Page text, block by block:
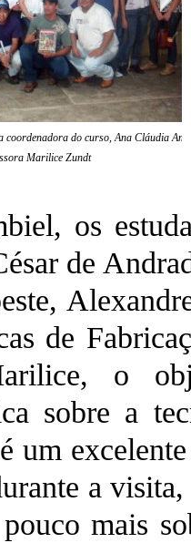
coordenadora do curso, Ana Cláudia
Marilice Zundt
os
de
de
o
sobre a
um
a
mais